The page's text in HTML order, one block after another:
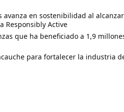
avanza en sostenibilidad al
Responsibly Active
que ha beneficiado a 1,9
para fortalecer la industria